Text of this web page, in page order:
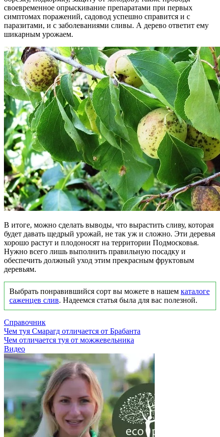
своевременное опрыскивание препаратами при первых
симптомах поражений, садовод успешно справится и с
паразитами, и с заболеваниями сливы. А дерево ответит ему
шикарным урожаем.
В итоге, можно сделать выводы, что вырастить сливу, которая
будет давать щедрый урожай, не так уж и сложно. Эти деревья
хорошо растут и плодоносят на территории Подмосковья.
Нужно всего лишь выполнить правильную посадку и
обеспечить должный уход этим прекрасным фруктовым
деревьям.
Выбрать понравившийся сорт вы можете в нашем каталоге
саженцев слив. Надеемся статья была для вас полезной.
Справочник
Чем туя Смарагд отличается от Брабанта
Чем отличается туя от можжевельника
Видео